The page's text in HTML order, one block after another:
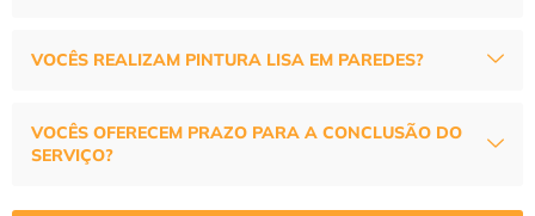
VOCÊS REALIZAM PINTURA LISA EM PAREDES?
VOCÊS OFERECEM PRAZO PARA A CONCLUSÃO DO
SERVIÇO?